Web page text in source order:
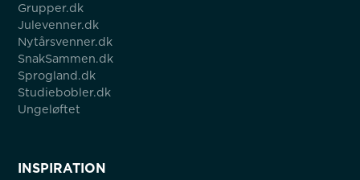
Grupper.dk
Julevenner.dk
Nytårsvenner.dk
SnakSammen.dk
Sprogland.dk
Studiebobler.dk
Ungeløftet
INSPIRATION